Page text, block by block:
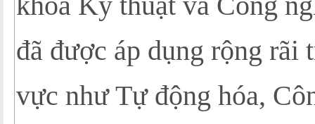
đã được áp dụng rộng rãi
vực như Tự động hóa,